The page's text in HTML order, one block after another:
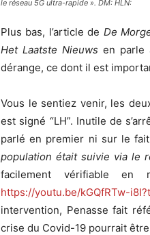
le réseau 5G ultra-rapide ». DM: HLN:
Plus bas, l’article de De
Het Laatste Nieuws en parle
dérange, ce dont il est
Vous le sentiez venir, les
est signé “LH”. Inutile de
parlé en premier ni sur le fait
population était suivie via le
facilement vérifiable
https://youtu.be/kGQfRTw-
intervention, Penasse fait
crise du Covid-19 pourrait être